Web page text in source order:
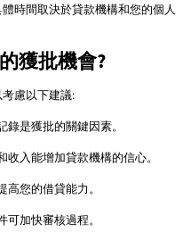
時間取決於貸款機構和您的個人
獲批機會?
慮以下建議:
是獲批的關鍵因素。
入能增加貸款機構的信心。
您的借貸能力。
加快審核過程。